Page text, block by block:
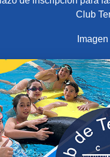
Club